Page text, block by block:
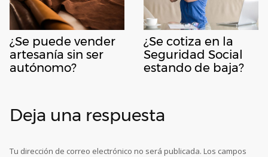
¿Se puede vender
artesanía sin ser
autónomo?
¿Se cotiza en la
Seguridad Social
estando de baja?
Deja una respuesta
Tu dirección de correo electrónico no será publicada. Los campos